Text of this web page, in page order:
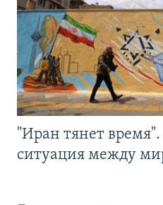
"Иран тянет время".
ситуация между